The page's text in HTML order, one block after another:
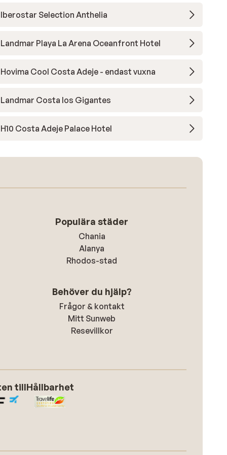
Iberostar Selection Anthelia
Landmar Playa La Arena Oceanfront Hotel
Hovima Cool Costa Adeje - endast vuxna
Landmar Costa los Gigantes
H10 Costa Adeje Palace Hotel
Populära städer
Chania
Alanya
Rhodos-stad
Behöver du hjälp?
Frågor & kontakt
Mitt Sunweb
Resevillkor
tillHållbarhet